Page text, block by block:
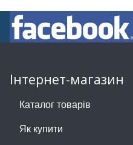
Інтернет-магазин
Каталог товарів
Як купити